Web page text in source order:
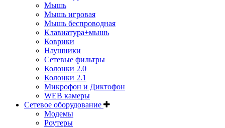
Мышь
Мышь игровая
Мышь беспроводная
Клавиатура+мышь
Коврики
Наушники
Сетевые фильтры
Колонки 2.0
Колонки 2.1
Микрофон и Диктофон
WEB камеры
Сетевое оборудование
Модемы
Роутеры